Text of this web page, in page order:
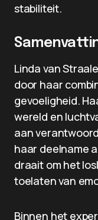
stabiliteit.
Linda van
door haar
gevoeligheid.
wereld en
aan
haar deelname
draait om het
toelaten van
Binnen het